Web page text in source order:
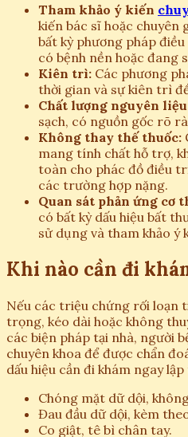
Tham khảo ý kiến
kiến bác sĩ hoặc
bất kỳ phương pháp
có bệnh nền hoặc đang
Kiên trì: Các phương
thời gian và sự kiên trì
Chất lượng nguyên
sạch, có nguồn gốc rõ
Không thay thế thuốc:
mang tính chất hỗ trợ,
toàn cho phác đồ điều
các trường hợp nặng.
Quan sát phản ứng cơ
có bất kỳ dấu hiệu bất
sử dụng và tham khảo ý
Khi nào cần đi
Nếu các triệu chứng rối loạn
trọng, kéo dài hoặc không
các biện pháp tại nhà, người
chuyên khoa để được chẩn
dấu hiệu cần đi khám ngay
Chóng mặt dữ dội,
Đau đầu dữ dội, kèm
Co giật, tê bì chân tay.